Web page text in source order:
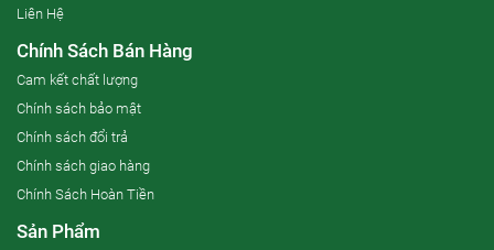
Liên Hệ
Chính Sách Bán Hàng
Cam kết chất lượng
Chính sách bảo mật
Chính sách đổi trả
Chính sách giao hàng
Chính Sách Hoàn Tiền
Sản Phẩm